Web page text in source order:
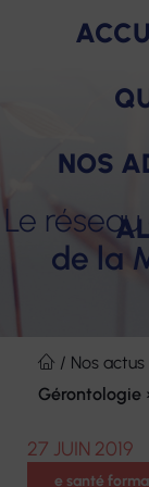
Aller
contenu
Le
de la
Notre
Nos
Notre
NOS
Des
Nos
/ Nos actus
Gérontologie
27 JUIN 2019
e santé